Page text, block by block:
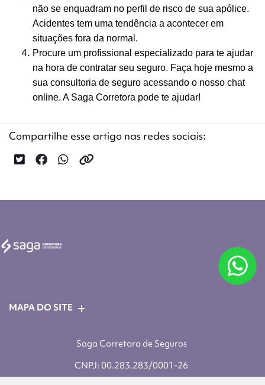
não se enquadram no perfil de risco de sua apólice.
Acidentes tem uma tendência a acontecer em
situações fora da normal.
Procure um profissional especializado para te ajudar
na hora de contratar seu seguro. Faça hoje mesmo a
sua consultoria de seguro acessando o nosso chat
online. A Saga Corretora pode te ajudar!
Compartilhe esse artigo nas redes sociais:
MAPA DO SITE
Saga Corretora de Seguros
CNPJ: 00.283.283/0001-26